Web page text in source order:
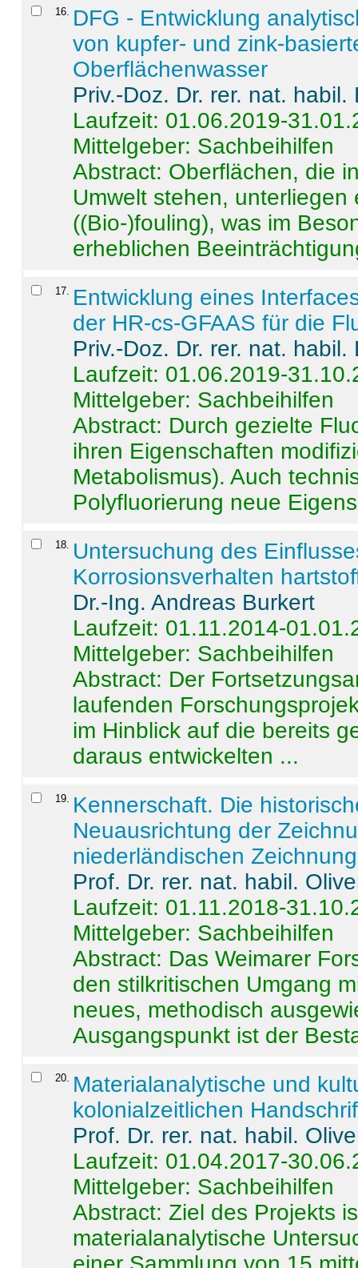
16
DFG - Entwicklung
von kupfer- und zink-
Oberflächenwasser
Priv.-Doz. Dr. rer. nat.
Laufzeit: 01.06.2019-
Mittelgeber: Sachbeihilfen
Abstract: Oberflächen, die
Umwelt stehen,
((Bio-)fouling), was im
erheblichen
17
Entwicklung eines
der HR-cs-GFAAS für die
Priv.-Doz. Dr. rer. nat.
Laufzeit: 01.06.2019-
Mittelgeber: Sachbeihilfen
Abstract: Durch gezielte
ihren Eigenschaften
Metabolismus). Auch
Polyfluorierung neue
18
Untersuchung des
Korrosionsverhalten
Dr.-Ing. Andreas Burkert
Laufzeit: 01.11.2014-
Mittelgeber: Sachbeihilfen
Abstract: Der
laufenden
im Hinblick auf die bereits
daraus entwickelten ...
19
Kennerschaft. Die
Neuausrichtung der
niederländischen
Prof. Dr. rer. nat. habil.
Laufzeit: 01.11.2018-
Mittelgeber: Sachbeihilfen
Abstract: Das Weimarer
den stilkritischen Umgang
neues, methodisch
Ausgangspunkt ist der
20
Materialanalytische und
kolonialzeitlichen
Prof. Dr. rer. nat. habil.
Laufzeit: 01.04.2017-
Mittelgeber: Sachbeihilfen
Abstract:Ziel des Projekts
materialanalytische